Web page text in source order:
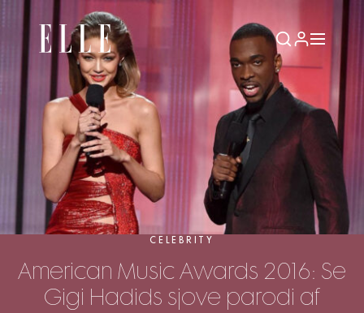
CELEBRITY
American Music Awards 2016: Se
Gigi Hadids sjove parodi af